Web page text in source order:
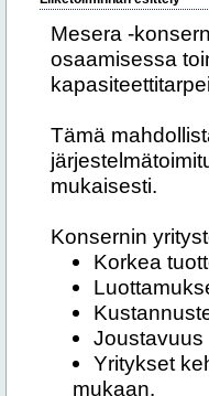
Mesera -
osaamisessa
Tämä
mukaisesti.
Konsernin
Korkea
Joustavuus
Yritykset
mukaan.